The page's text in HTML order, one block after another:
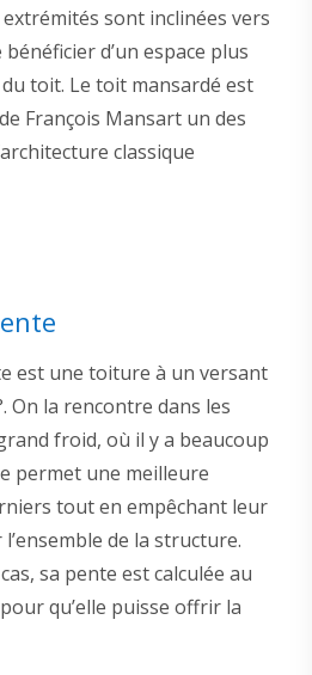
sont inclinées vers
d’un espace plus
toit. Le toit mansardé est
François Mansart un des
classique
est une toiture à un versant
On la rencontre dans les
froid, où il y a beaucoup
permet une meilleure
tout en empêchant leur
de la structure.
sa pente est calculée au
qu’elle puisse offrir la